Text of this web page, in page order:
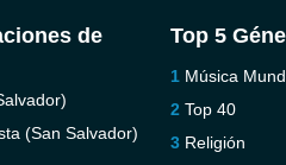
de
(San Salvador)
Top 5
Música
Top 40
Religión